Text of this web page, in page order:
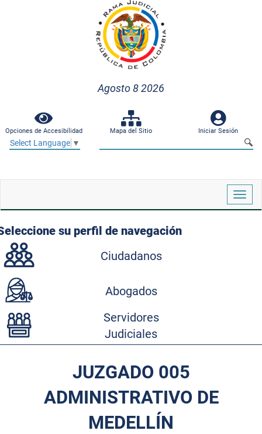
Agosto 8 2026
Opciones de Accesibilidad Mapa del Sitio Iniciar Sesión
Select Language ▼
su perfil de navegación
Ciudadanos
Abogados
Servidores
Judiciales
JUZGADO 005
ADMINISTRATIVO DE
MEDELLÍN